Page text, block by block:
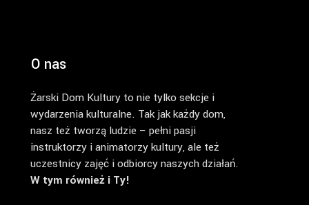
O nas
Żarski Dom Kultury to nie tylko sekcje i
wydarzenia kulturalne. Tak jak każdy dom,
nasz też tworzą ludzie – pełni pasji
instruktorzy i animatorzy kultury, ale też
uczestnicy zajęć i odbiorcy naszych działań.
W tym również i Ty!